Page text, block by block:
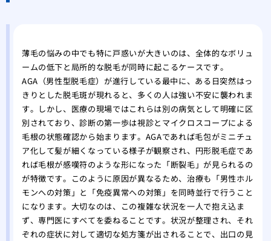
月1
用
抜
味
薄毛の悩みの中でも特に戸惑いが大きいのは、全体的なボリュ
ームの低下と局所的な脱毛が同時に起こるケースです。
AGA（男性型脱毛症）が進行している最中に、ある日突然はっ
きりとした脱毛斑が現れると、多くの人は強い不安に襲われま
す。しかし、医療の現場ではこれらは別の病気として明確に区
別されており、診断の第一歩は視診とマイクロスコープによる
毛根の状態確認から始まります。AGAであれば毛包がミニチュ
ア化して髪が細くなっている様子が観察され、円形脱毛症であ
れば毛根が感嘆符のような形になった「断裂毛」が見られるの
が特徴です。このように原因が異なるため、治療も「男性ホル
モンへの対策」と「免疫異常への対策」を同時並行で行うこと
になります。大切なのは、この複雑な状況を一人で抱え込ま
ず、専門医にすべてを委ねることです。状況が整理され、それ
ぞれの症状に対して適切な処方箋が出されることで、出口の見